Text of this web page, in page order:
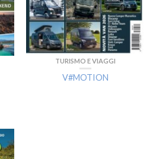
TURISMO E VIAGGI
V#MOTION